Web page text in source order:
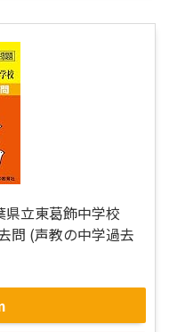
立東葛飾中学校
問 (声教の中学過去